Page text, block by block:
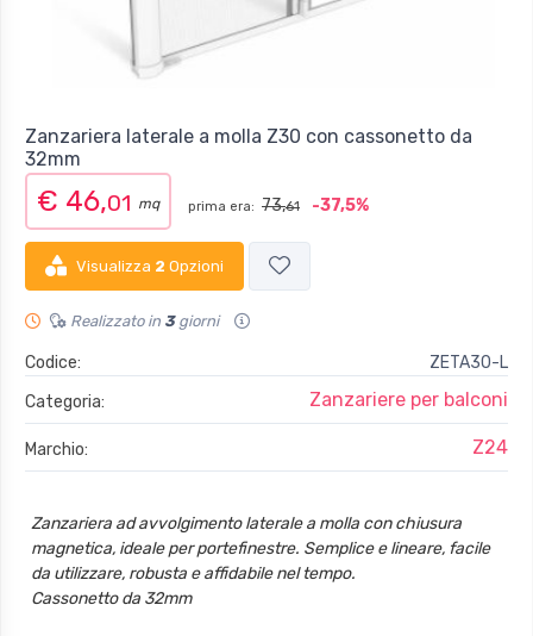
Zanzariera laterale a molla Z30 con cassonetto da
32mm
€ 46,01 mq prima era: 73,61 -37,5%
Visualizza 2 Opzioni
Realizzato in 3giorni
Codice:
ZETA30-L
Categoria:
Zanzariere per balconi
Marchio: Z24
Zanzariera ad avvolgimento laterale a molla con chiusura
magnetica, ideale per portefinestre. Semplice e lineare, facile
da utilizzare, robusta e affidabile nel tempo.
Cassonetto da 32mm